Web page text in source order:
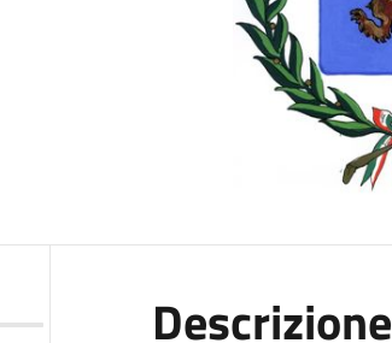
Descrizione